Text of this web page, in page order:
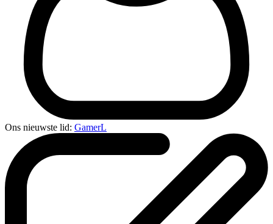
Ons nieuwste lid: GamerL